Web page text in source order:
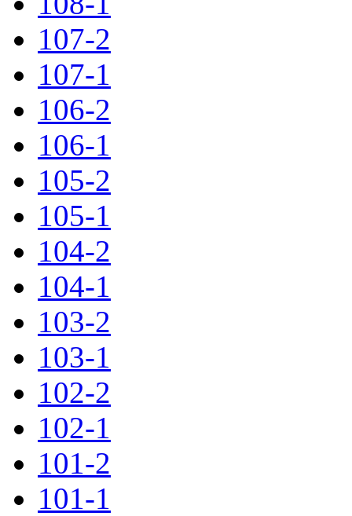
107-2
107-1
106-2
106-1
105-2
105-1
104-2
104-1
103-2
103-1
102-2
102-1
101-2
101-1